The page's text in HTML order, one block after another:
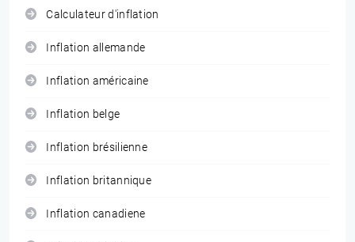
Calculateur d'inflation
Inflation allemande
Inflation américaine
Inflation belge
Inflation brésilienne
Inflation britannique
Inflation canadiene